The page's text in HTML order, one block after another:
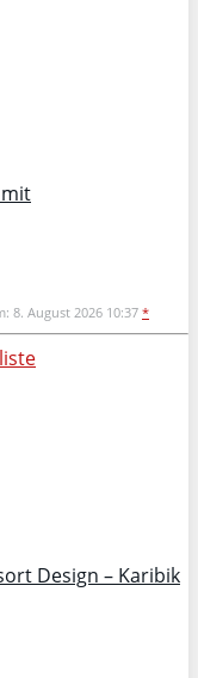
8. August 2026 10:37 *
Design – Karibik